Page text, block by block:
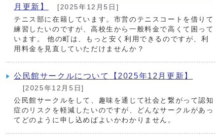
月更新】
[2025年12月5日]
テニス部に在籍しています。市営のテニスコートを借りて
練習したいのですが、高校生から一般料金で高くて困って
います。 他の町は、もっと安く利用できるのですが、利
用料金を見直していただけませんか？
公民館サークルについて【2025年12月更新】
[2025年12月5日]
公民館サークルをして、趣味を通じて社会と繋がって認知
症のリスクを軽減したいのですが、どんなサークルがあっ
てどのように申し込めばよいかわかりません。